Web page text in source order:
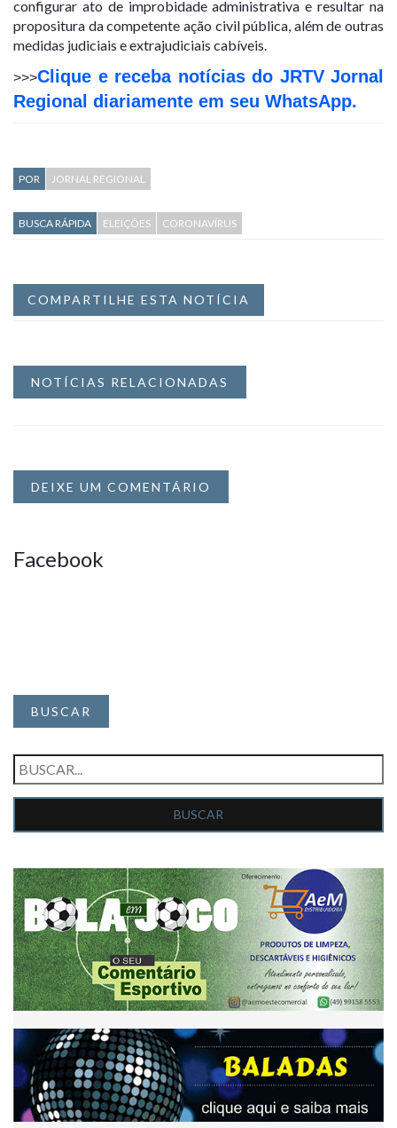
configurar ato de improbidade administrativa e resultar na
propositura da competente ação civil pública, além de outras
medidas judiciais e extrajudiciais cabíveis.
>>>Clique e receba notícias do JRTV Jornal
Regional diariamente em seu WhatsApp.
POR JORNAL REGIONAL
BUSCA RÁPIDA ELEIÇÕES CORONAVÍRUS
COMPARTILHE ESTA NOTÍCIA
NOTÍCIAS RELACIONADAS
DEIXE UM COMENTÁRIO
Facebook
BUSCAR